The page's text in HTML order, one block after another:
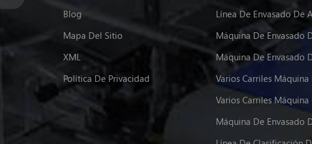
Blog
Mapa Del Sitio
XML
Política De Privacidad
Línea De Envasado De
Máquina De Envasado
Máquina De Envasado